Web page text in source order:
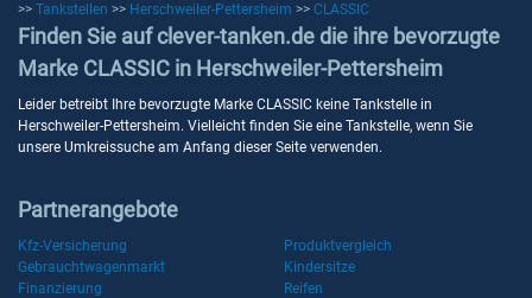
>> Tankstellen >> Herschweiler-Pettersheim >> CLASSIC
Finden Sie auf clever-tanken.de die ihre bevorzugte
Marke CLASSIC in Herschweiler-Pettersheim
Leider betreibt Ihre bevorzugte Marke CLASSIC keine Tankstelle in
Herschweiler-Pettersheim. Vielleicht finden Sie eine Tankstelle, wenn Sie
unsere Umkreissuche am Anfang dieser Seite verwenden.
Partnerangebote
Kfz-Versicherung
Produktvergleich
Gebrauchtwagenmarkt
Kindersitze
Finanzierung
Reifen